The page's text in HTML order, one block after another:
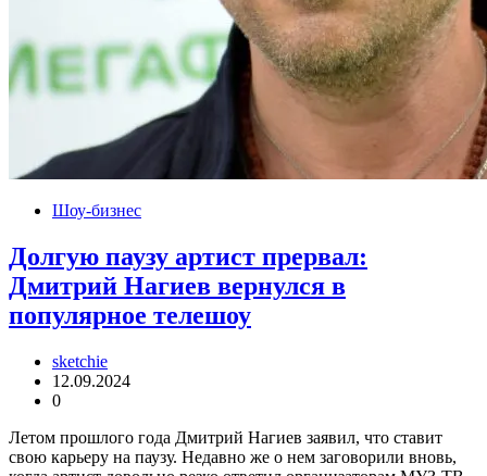
Шоу-бизнес
Долгую паузу артист прервал:
Дмитрий Нагиев вернулся в
популярное телешоу
sketchie
12.09.2024
0
Летом прошлого года Дмитрий Нагиев заявил, что ставит
свою карьеру на паузу. Недавно же о нем заговорили вновь,